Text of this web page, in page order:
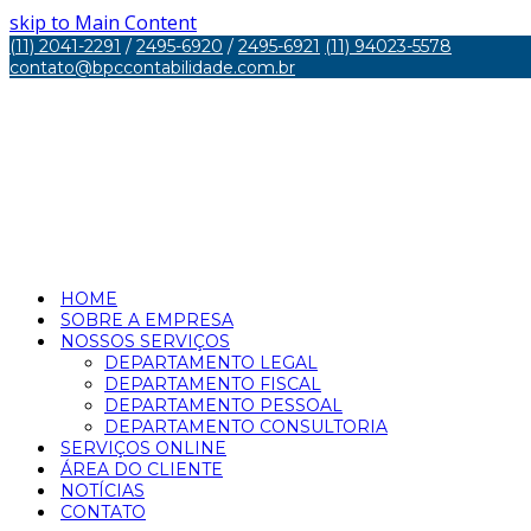
skip to Main Content
(11) 2041-2291 / 2495-6920 / 2495-6921 (11) 94023-5578
contato@bpccontabilidade.com.br
HOME
SOBRE A EMPRESA
NOSSOS SERVIÇOS
DEPARTAMENTO LEGAL
DEPARTAMENTO FISCAL
DEPARTAMENTO PESSOAL
DEPARTAMENTO CONSULTORIA
SERVIÇOS ONLINE
ÁREA DO CLIENTE
NOTÍCIAS
CONTATO